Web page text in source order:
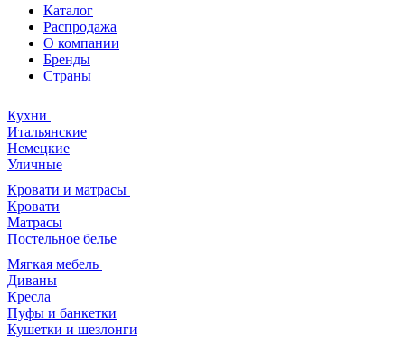
Каталог
Распродажа
О компании
Бренды
Страны
Кухни
Итальянские
Немецкие
Уличные
Кровати и матрасы
Кровати
Матрасы
Постельное белье
Мягкая мебель
Диваны
Кресла
Пуфы и банкетки
Кушетки и шезлонги